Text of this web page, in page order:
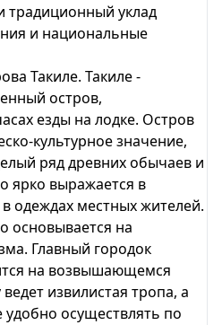
традиционный уклад
и национальные
Такиле. Такиле -
остров,
езды на лодке. Остров
культурное значение,
ряд древних обычаев и
ярко выражается в
одеждах местных жителей.
основывается на
Главный городок
на возвышающемся
извилистая тропа, а
удобно осуществлять по